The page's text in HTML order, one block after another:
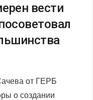
вести
от ГЕРБ
о создании